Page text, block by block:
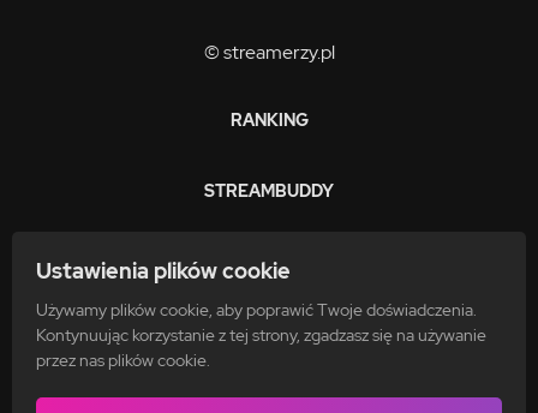
Ustawienia plików cookie
Używamy plików cookie, aby poprawić Twoje doświadczenia.
Kontynuując korzystanie z tej strony, zgadzasz się na używanie
przez nas plików cookie.
© streamerzy.pl
RANKING
STREAMBUDDY
ZARABIAJ
FAQ
POLITYKA PRYWATNOŚCI